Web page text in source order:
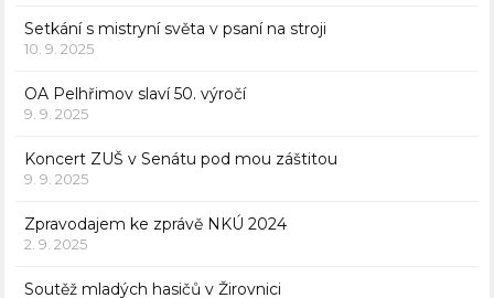
Setkání s mistryní světa v psaní na stroji
10. 9. 2025
OA Pelhřimov slaví 50. výročí
9. 9. 2025
Koncert ZUŠ v Senátu pod mou záštitou
9. 9. 2025
Zpravodajem ke zprávě NKÚ 2024
2. 9. 2025
Soutěž mladých hasičů v Žirovnici